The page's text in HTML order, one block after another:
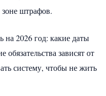
штрафов.
2026 год: какие даты
зависят от
систему, чтобы не жить